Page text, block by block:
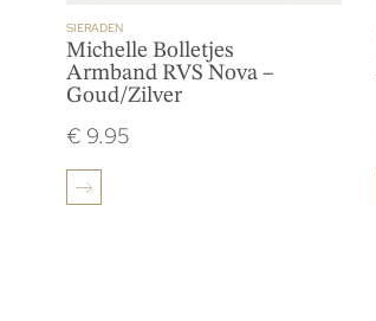
SIERADEN
Michelle Bolletjes
Armband RVS Nova –
Goud/Zilver
€ 9.95